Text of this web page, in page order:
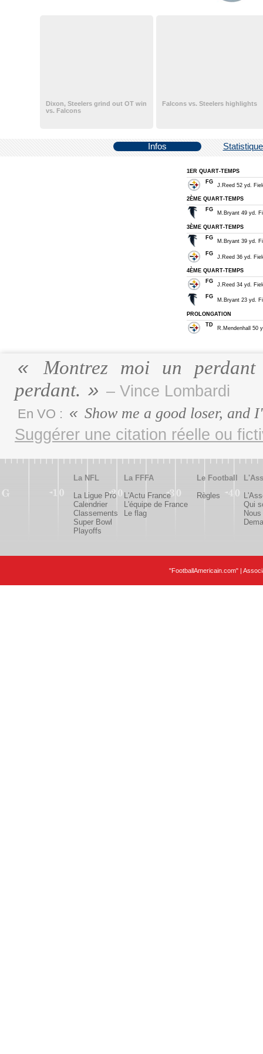
Dixon, Steelers grind out OT win
vs. Falcons
Falcons vs. Steelers highlights
Infos
1ER QUART-TEMPS
FG
J.Reed 52 yd.
2ÈME QUART-TEMPS
FG
M.Bryant 49 yd.
3ÈME QUART-TEMPS
FG
M.Bryant 39 yd.
FG
J.Reed 36 yd.
4ÈME QUART-TEMPS
FG
J.Reed 34 yd.
FG
M.Bryant 23 yd.
PROLONGATION
TD
R.Mendenhall 50
Montrez moi un
perdant.
– Vince Lombardi
En VO : Show me a good loser, and
Suggérer une citation réelle ou
La NFL
La Ligue Pro
Calendrier
Classements
Super Bowl
Playoffs
La FFFA
L'Actu France
L'équipe de France
Le flag
Le Football
Règles
Qui
"FootballAmericain.com" |